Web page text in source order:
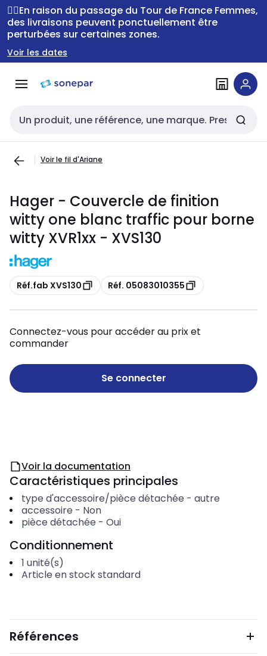
Passer à la
navigation
Passer
au
contenu
🚴‍♂️En raison du passage du Tour de France Femmes,
des livraisons peuvent ponctuellement être
perturbées sur certaines zones.
Voir les dates
Entrée de recherche
Voir le fil d'Ariane
Hager - Couvercle de finition
witty one blanc traffic pour borne
witty XVR1xx - XVS130
Copie
Réf.fab XVS130 Copie
Réf. 05083010355
Connectez-vous pour accéder au prix et
commander
Se connecter
Voir la documentation
Caractéristiques principales
type d'accessoire/pièce détachée - autre
accessoire - Non
pièce détachée - Oui
Conditionnement
1 unité(s)
Article en stock standard
Références